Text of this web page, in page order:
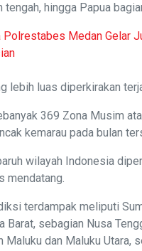
tengah, hingga Papua
Polrestabes Medan Gelar
lebih luas diperkirakan
369 Zona Musim
kemarau pada bulan
wilayah Indonesia
mendatang.
terdampak meliputi
Barat, sebagian Nusa
Maluku dan Maluku Utara,